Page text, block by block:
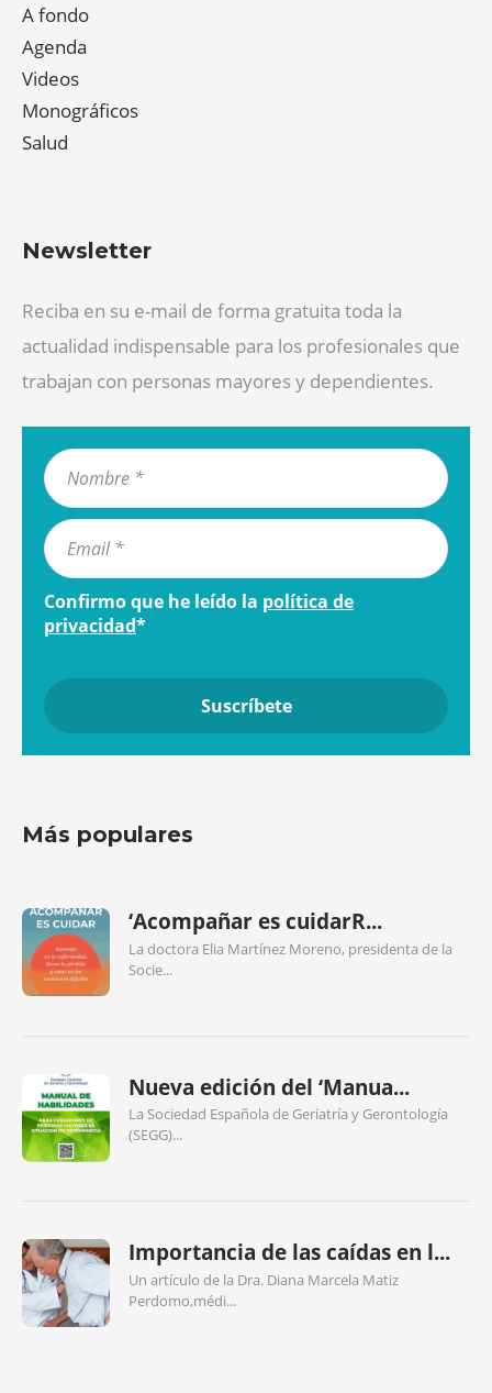
A fondo
Agenda
Videos
Monográficos
Salud
Newsletter
Reciba en su e-mail de forma gratuita toda la
actualidad indispensable para los profesionales que
trabajan con personas mayores y dependientes.
Confirmo que he leído la política de
privacidad*
Más populares
‘Acompañar es cuidarR...
La doctora Elia Martínez Moreno, presidenta de la
Socie...
Nueva edición del ‘Manua...
La Sociedad Española de Geriatría y Gerontología
(SEGG)...
Importancia de las caídas en l...
Un artículo de la Dra. Diana Marcela Matiz
Perdomo,médi...